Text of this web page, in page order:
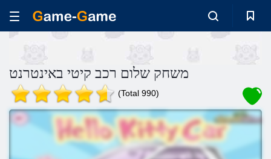
משחק שלום רכב קיטי באינטרנט
(Total 990)